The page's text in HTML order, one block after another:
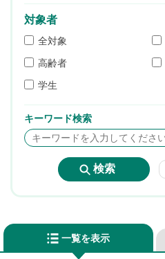
対象者
全対象
高齢者
学生
キーワード検索
一覧を表示